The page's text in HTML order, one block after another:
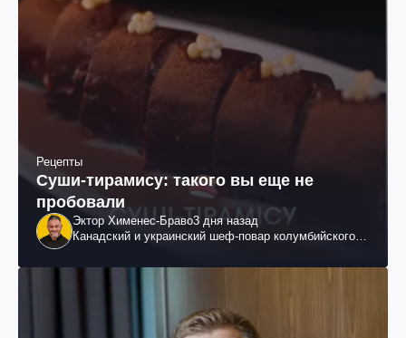
Рецепты
Суши-тирамису: такого вы еще не
пробовали
Эктор Хименес-Браво3 дня назад
Канадский и украинский шеф-повар колумбийского